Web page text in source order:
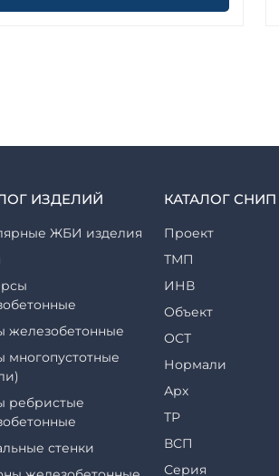
ИЗДЕЛИЙ
ЖБИ изделия
железобетонные
многопустотные
ребристые
стенки
КАТАЛОГ СНИП
Проект
ТМП
ИНВ
Объект
ОСТ
Нормали
Арх
ТР
ВСП
Серия